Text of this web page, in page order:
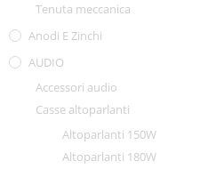
Tenuta meccanica
Anodi E Zinchi
AUDIO
Accessori audio
Casse altoparlanti
Altoparlanti 150W
Altoparlanti 180W